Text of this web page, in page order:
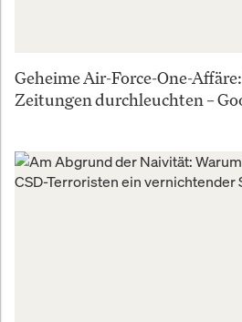
Geheime Air-Force-One-
Zeitungen durchleuchten –